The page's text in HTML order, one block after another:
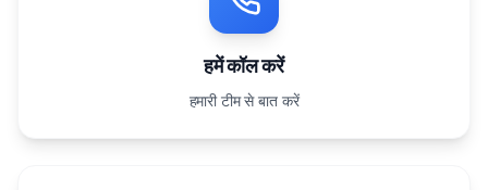
हमें कॉल करें
हमारी टीम से बात करें